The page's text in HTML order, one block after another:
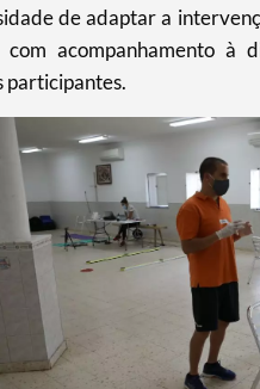
de adaptar a
com acompanhamento
participantes.